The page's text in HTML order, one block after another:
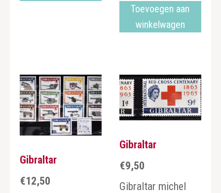
Toevoegen aan
winkelwagen
Gibraltar
€12,50
Gibraltar
€9,50
Gibraltar michel